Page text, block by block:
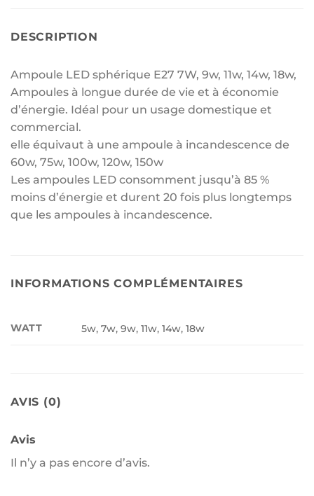
DESCRIPTION
Ampoule LED sphérique E27 7W, 9w, 11w, 14w, 18w,
Ampoules à longue durée de vie et à économie
d’énergie. Idéal pour un usage domestique et
commercial.
elle équivaut à une ampoule à incandescence de
60w, 75w, 100w, 120w, 150w
Les ampoules LED consomment jusqu’à 85 %
moins d’énergie et durent 20 fois plus longtemps
que les ampoules à incandescence.
INFORMATIONS COMPLÉMENTAIRES
WATT 5w, 7w, 9w, 11w, 14w, 18w
AVIS (0)
Avis
Il n’y a pas encore d’avis.